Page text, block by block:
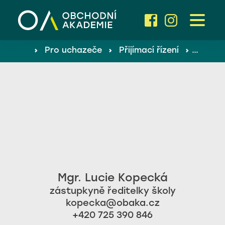
obor Fotbalová akademie
obor Trenérská akademie
Aktuality
Kontakty
› Pro uchazeče › Přijímací řízení › Mgr.
Mgr. Lucie Kopecká
zástupkyně ředitelky školy
kopecka@obaka.cz
+420 725 390 846‬